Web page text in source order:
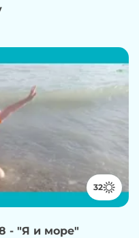
32
- "Я и море"